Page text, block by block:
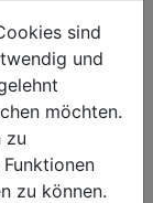
sind
und
möchten.
zu
zu können.